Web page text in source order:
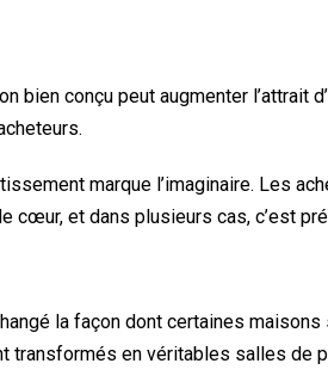
bien conçu peut augmenter
marque l’imaginaire. Les
cœur, et dans plusieurs cas, c’est
la façon dont certaines
transformés en véritables salles de